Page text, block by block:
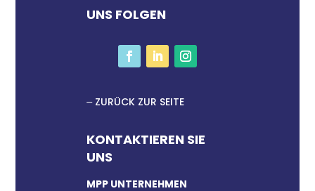
UNS FOLGEN
ZURÜCK ZUR SEITE
KONTAKTIEREN SIE
UNS
MPP UNTERNEHMEN